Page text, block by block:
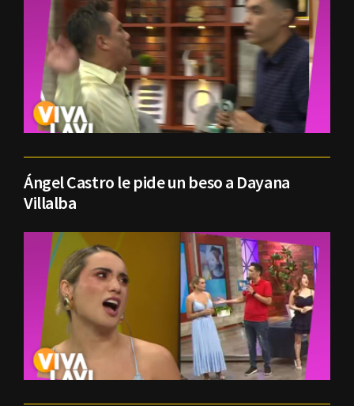
Ángel Castro le pide un beso a Dayana
Villalba